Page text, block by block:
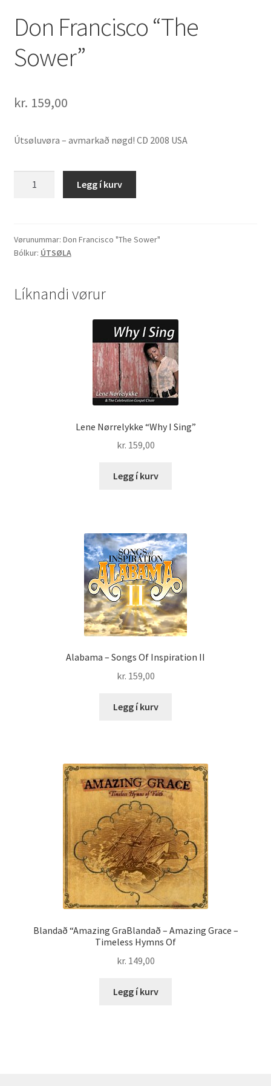
Don Francisco “The
Sower”
kr. 159,00
Útsøluvøra – avmarkað nøgd! CD 2008 USA
quantity
Legg í kurv
Vørunummar: Don Francisco "The Sower"
Bólkur: ÚTSØLA
Líknandi vørur
Lene Nørrelykke “Why I Sing”
kr. 159,00
Legg í kurv
Alabama – Songs Of Inspiration II
kr. 159,00
Legg í kurv
Blandað “Amazing GraBlandað – Amazing Grace –
Timeless Hymns Of
kr. 149,00
Legg í kurv